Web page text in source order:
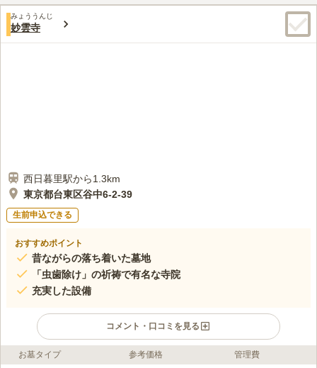
口コミ評価
みんなの評価
40代女性
墓守りの独身男性がお墓を清掃して下さっています。その方から
みょううんじ
妙雲寺
西日暮里駅から1.3km
東京都台東区谷中6-2-39
生前申込できる
おすすめポイント
昔ながらの落ち着いた墓地
「虫歯除け」の祈祷で有名な寺院
充実した設備
コメント・口コミを見る
ライフドット編集部のコメント
お墓タイプ 参考価格 管理費